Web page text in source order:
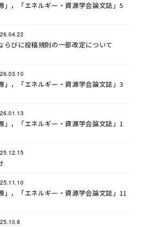
」，「エネルギー・資源学会論文誌」5
らびに投稿規則の一部改定について
」，「エネルギー・資源学会論文誌」3
」，「エネルギー・資源学会論文誌」1
」，「エネルギー・資源学会論文誌」11